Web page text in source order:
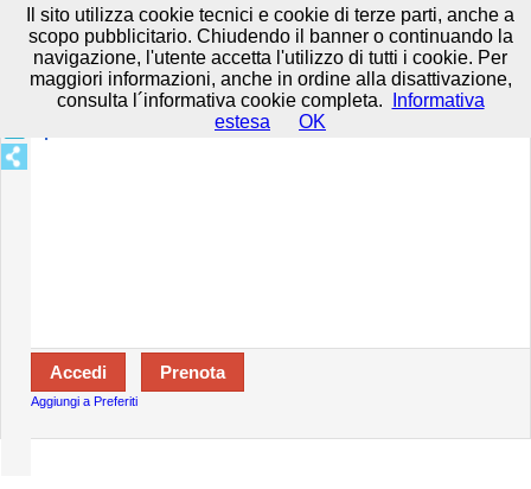
Prenota in tutta sicurezza con HTTPS All rights reserved. Privacy e
Cookie-Disclaimer-Termini d'uso
Specializzazioni:
Aggiungi a Preferiti
Il sito utilizza cookie tecnici e cookie di terze parti, anche a
scopo pubblicitario. Chiudendo il banner o continuando la
navigazione, l'utente accetta l'utilizzo di tutti i cookie. Per
maggiori informazioni, anche in ordine alla disattivazione,
consulta l´informativa cookie completa.
Informativa
estesa
OK